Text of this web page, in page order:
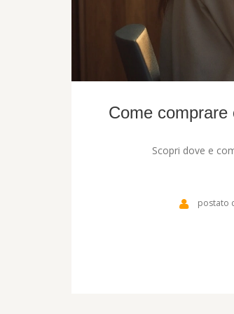
Come
Scopri dove e
postato